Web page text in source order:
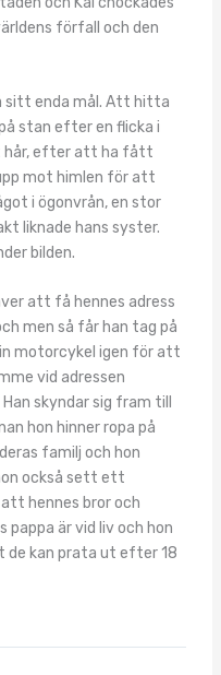
förfall och den
sitt enda mål. Att hitta
stan efter en flicka i
hår, efter att ha fått
mot himlen för att
i ögonvrån, en stor
liknade hans syster.
bilden.
att få hennes adress
men så får han tag på
motorcykel igen för att
vid adressen
skyndar sig fram till
hon hinner ropa på
familj och hon
också sett ett
hennes bror och
är vid liv och hon
de kan prata ut efter 18